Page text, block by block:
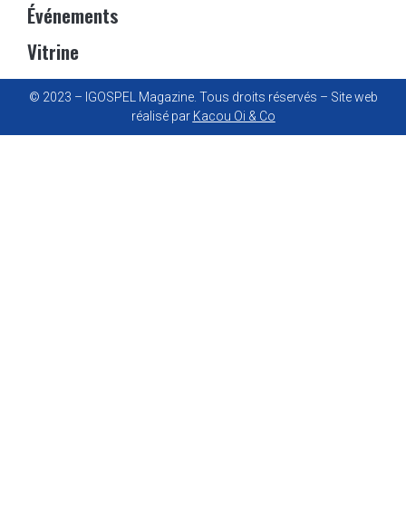
Événements
Vitrine
© 2023 – IGOSPEL Magazine. Tous droits réservés – Site web
réalisé par Kacou Oi & Co